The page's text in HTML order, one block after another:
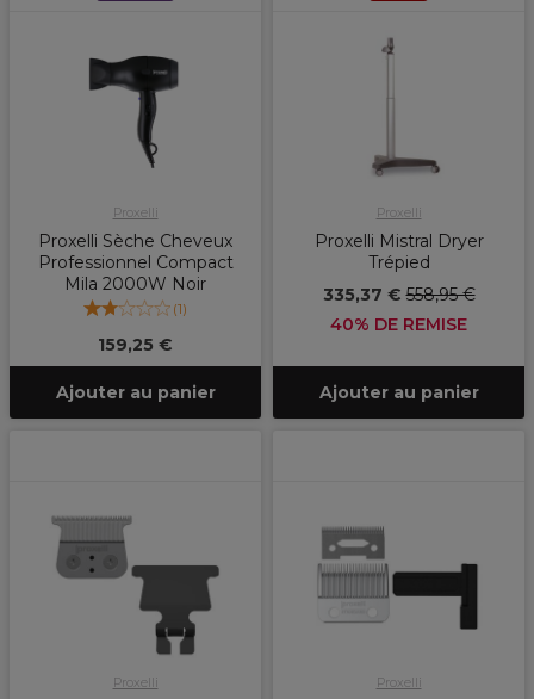
Proxelli
Proxelli Sèche Cheveux
Professionnel Compact
Mila 2000W Noir
(1)
159,25 €
Ajouter au panier
Proxelli
Proxelli Mistral Dryer
Trépied
335,37 €558,95 €
40% DE REMISE
Ajouter au panier
Proxelli Proxelli